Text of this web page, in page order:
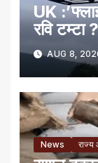
UK
रवि टम्टा ?
AUG 8,
News